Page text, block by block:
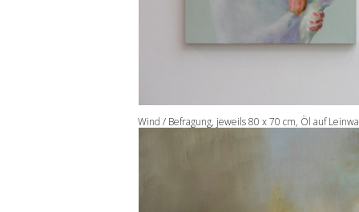
Wind / Befragung, jeweils 80 x 70 cm, Öl auf